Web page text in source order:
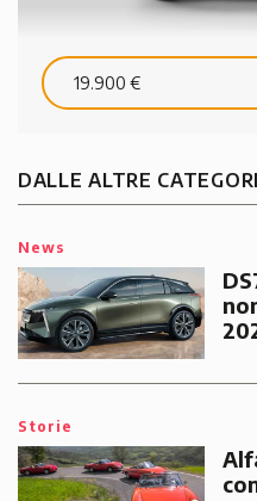
19.900 €
DALLE ALTRE
News
Storie